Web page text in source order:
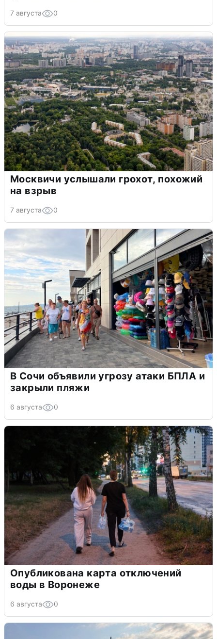
7 августа 0
Москвичи услышали грохот, похожий
на взрыв
7 августа 0
В Сочи объявили угрозу атаки БПЛА и
закрыли пляжи
6 августа 0
Опубликована карта отключений
воды в Воронеже
6 августа 0